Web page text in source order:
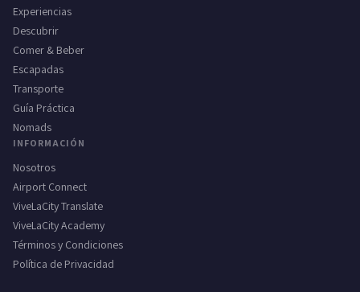
Experiencias
Descubrir
Comer & Beber
Escapadas
Transporte
Guía Práctica
Nomads
INFORMACIÓN
Nosotros
Airport Connect
ViveLaCity Translate
ViveLaCity Academy
Términos y Condiciones
Política de Privacidad